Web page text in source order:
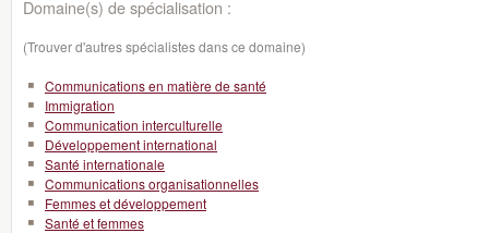
Domaine(s) de spécialisation :
(Trouver d'autres spécialistes dans ce domaine)
Communications en matière de santé
Immigration
Communication interculturelle
Développement international
Santé internationale
Communications organisationnelles
Femmes et développement
Santé et femmes